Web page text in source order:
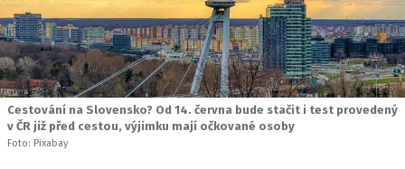
Cestování na Slovensko? Od 14. června bude stačit i test provedený
v ČR již před cestou, výjimku mají očkované osoby
Foto: Pixabay